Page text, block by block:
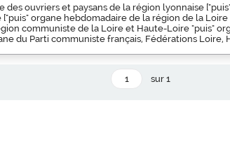
des ouvriers et paysans de la région lyonnaise
organe hebdomadaire de la région de la
communiste de la Loire et Haute-Loire "puis"
du Parti communiste français, Fédérations Loire,
sur 1